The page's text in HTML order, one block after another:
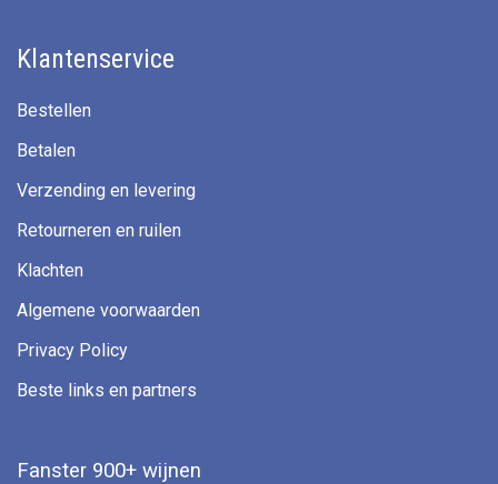
Klantenservice
Bestellen
Betalen
Verzending en levering
Retourneren en ruilen
Klachten
Algemene voorwaarden
Privacy Policy
Beste links en partners
Fanster 900+ wijnen